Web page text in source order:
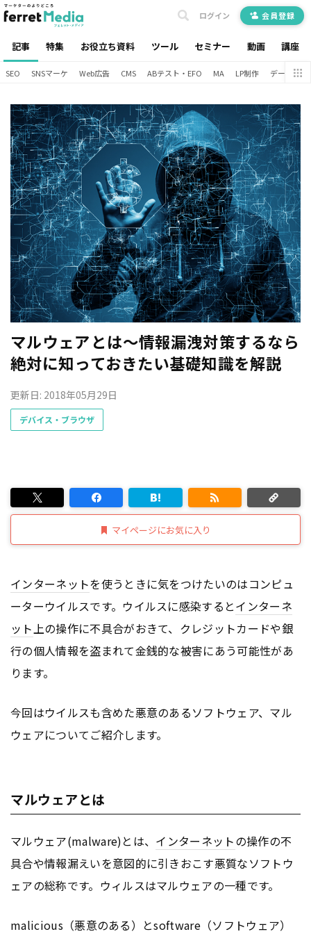
記事 特集 お役立ち資料 ツール セミナー 動画 講座
ログイン 会員登録
SEO SNSマーケ Web広告 CMS ABテスト・EFO MA LP制作 データ分析
マルウェアとは〜情報漏洩対策するなら
絶対に知っておきたい基礎知識を解説
更新日: 2018年05月29日
デバイス・ブラウザ
マイページにお気に入り
インターネットを使うときに気をつけたいのはコンピュ
ーターウイルスです。ウイルスに感染するとインターネ
ット上の操作に不具合がおきて、クレジットカードや銀
行の個人情報を盗まれて金銭的な被害にあう可能性があ
ります。
今回はウイルスも含めた悪意のあるソフトウェア、マル
ウェアについてご紹介します。
マルウェアとは
マルウェア(malware)とは、 インターネットの操作の不
具合や情報漏えいを意図的に引きおこす悪質なソフトウ
ェアの総称です。ウィルスはマルウェアの一種です。
malicious（悪意のある）とsoftware（ソフトウェア）